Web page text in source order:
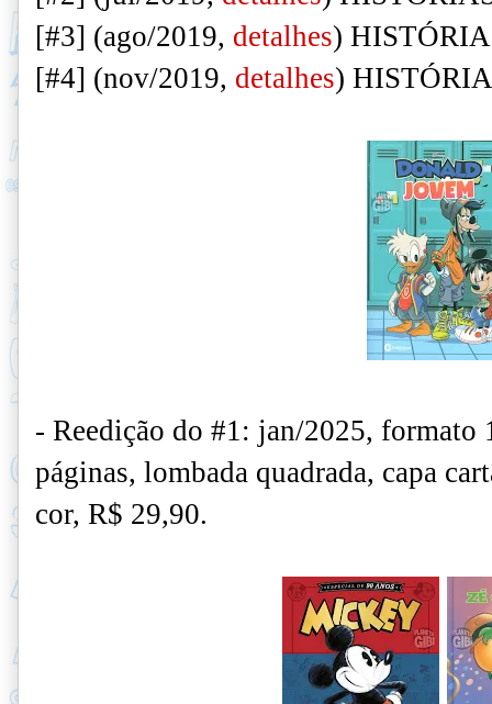
[#3] (ago/2019, detalhes)
[#4] (nov/2019, detalhes)
- Reedição do #1: jan/2025, formato
páginas, lombada quadrada, capa
cor, R$ 29,90.